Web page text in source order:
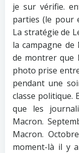
je sur vérifie.
parties (le pour
La stratégie de
la campagne de
de montrer que
photo prise
pendant une
classe politique.
que les
Macron.
Macron.
moment-là il y